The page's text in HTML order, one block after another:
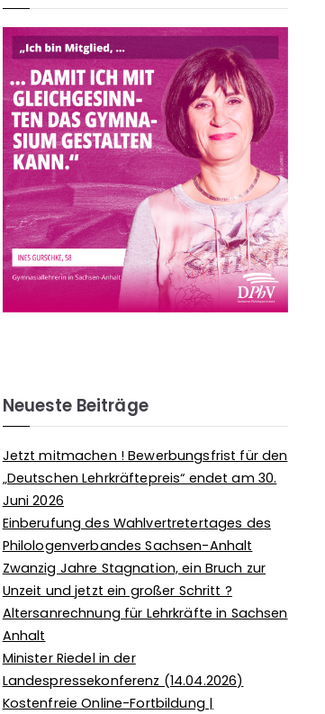
Neueste Beiträge
Jetzt mitmachen ! Bewerbungsfrist für den
„Deutschen Lehrkräftepreis“ endet am 30.
Juni 2026
Einberufung des Wahlvertretertages des
Philologenverbandes Sachsen-Anhalt
Zwanzig Jahre Stagnation, ein Bruch zur
Unzeit und jetzt ein großer Schritt ?
Altersanrechnung für Lehrkräfte in Sachsen
Anhalt
Minister Riedel in der
Landespressekonferenz (14.04.2026)
Kostenfreie Online-Fortbildung |